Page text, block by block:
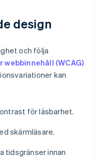
design
och följa
(WCAG)
kan
för läsbarhet.
skärmläsare.
tidsgränser innan